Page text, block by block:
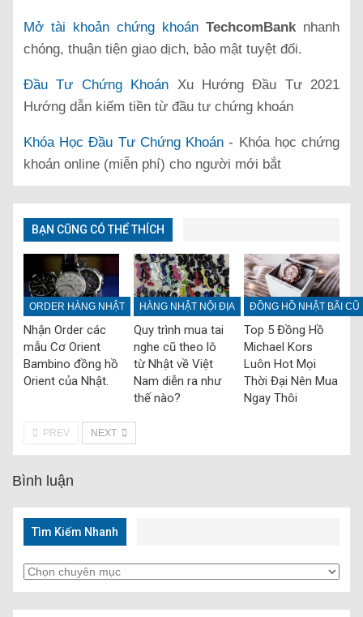
Mở tài khoản chứng khoán TechcomBank nhanh
chóng, thuận tiện giao dịch, bảo mật tuyệt đối.
Đầu Tư Chứng Khoán Xu Hướng Đầu Tư 2021
Hướng dẫn kiếm tiền từ đầu tư chứng khoán
Khóa Học Đầu Tư Chứng Khoán - Khóa học chứng
khoán online (miễn phí) cho người mới bắt
BẠN CŨNG CÓ THỂ THÍCH
ORDER HÀNG NHẬT
Nhận Order các
mẫu Cơ Orient
Bambino đồng hồ
Orient của Nhật.
HÀNG NHẬT NỘI ĐỊA
Quy trình mua tai
nghe cũ theo lô
từ Nhật về Việt
Nam diễn ra như
thế nào?
ĐỒNG HỒ NHẬT BÃI CŨ
Top 5 Đồng Hồ
Michael Kors
Luôn Hot Mọi
Thời Đại Nên Mua
Ngay Thôi
PREV NEXT
Bình luận
Tìm Kiếm Nhanh
Tìm
Kiếm
Nhanh